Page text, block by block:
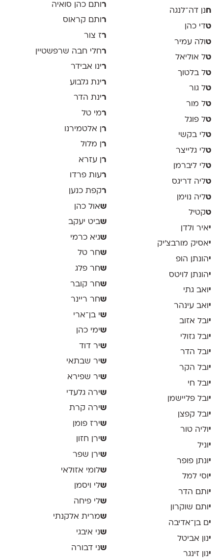
חנן דה־לנגה
טדי כהן
טולה עמיר
טל אוליאל
טל בלטוך
טל גור
טל מור
טל פוגל
טלי בקשי
טלי גלייצר
טלי ליברמן
טליה דריגס
טליה נוימן
טקטיל
יאיר ולדן
יאסיק מורבצ'יק
יהונתן הופ
יהונתן לויטס
י ואב גתי
י ואב עינהר
יובל אזוב
י ובל גזולי
יובל הדר
י ובל הקר
י ובל חי
יובל פליישמן
י ובל קפצן
יוליה טור
י וניל
י ונתן פופר
יוסי למל
י ותם הדר
יותם שוקרון
ים בן־אדיבה
ינון אביטל
ינון זינגר
ר ותם כהן סואיה
רותם קראוס
רז צור
רחלי חבה שרפשטיין
רינו אבידר
רינת גלבוע
רינת הדר
רמי טל
רן אלטמירנו
ר ן מלול
ר ן עזרא
רעות פרדו
רקפת כנען
שאול כהן
שביט יעקב
שגיא כרמי
שחר טל
שחר פלג
שחר קובר
שחר ריינר
שי בן־ארי
שימי כהן
שיר דוד
שיר שבתאי
שיר שפירא
שירה גלעדי
שירה קרת
שירז פומן
שירן חזון
שירן שפר
שלומי אזולאי
שלי ויסמן
שלי פיחה
שמרית אלקנתי
שני איבגי
שני דבורה